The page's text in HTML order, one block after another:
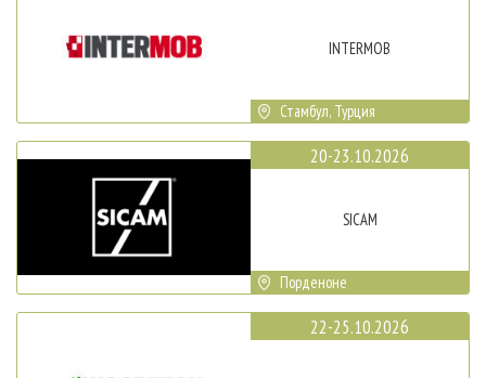
INTERMOB
Стамбул, Турция
20-23.10.2026
SICAM
Порденоне
22-25.10.2026